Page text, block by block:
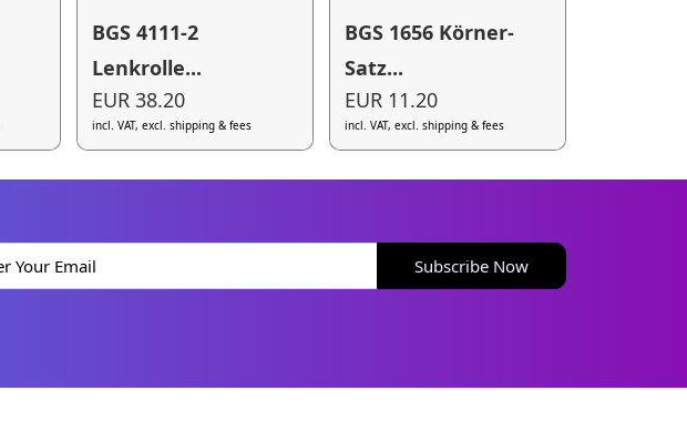
BGS 4111-2
Lenkrolle...
EUR 38.20
incl. VAT, excl. shipping & fees
BGS 1656 Körner-
Satz...
EUR 11.20
incl. VAT, excl. shipping & fees
Subscribe Now